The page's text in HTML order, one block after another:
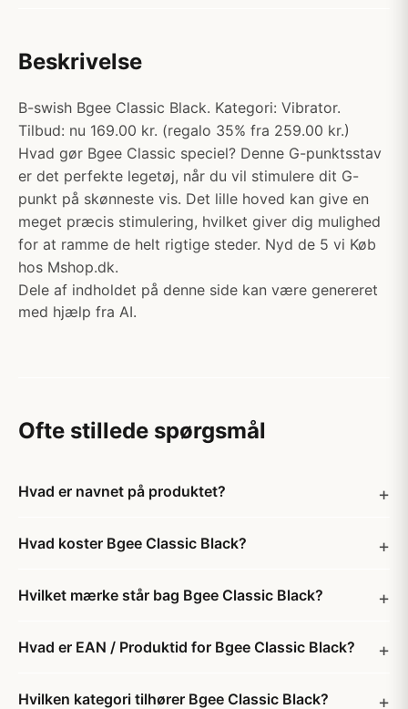
Beskrivelse
B-swish Bgee Classic Black. Kategori: Vibrator.
Tilbud: nu 169.00 kr. (regalo 35% fra 259.00 kr.)
Hvad gør Bgee Classic speciel? Denne G-punktsstav
er det perfekte legetøj, når du vil stimulere dit G-
punkt på skønneste vis. Det lille hoved kan give en
meget præcis stimulering, hvilket giver dig mulighed
for at ramme de helt rigtige steder. Nyd de 5 vi Køb
hos Mshop.dk.
Dele af indholdet på denne side kan være genereret
med hjælp fra AI.
Ofte stillede spørgsmål
Hvad er navnet på produktet?
Hvad koster Bgee Classic Black?
Hvilket mærke står bag Bgee Classic Black?
Hvad er EAN / Produktid for Bgee Classic Black?
Hvilken kategori tilhører Bgee Classic Black?